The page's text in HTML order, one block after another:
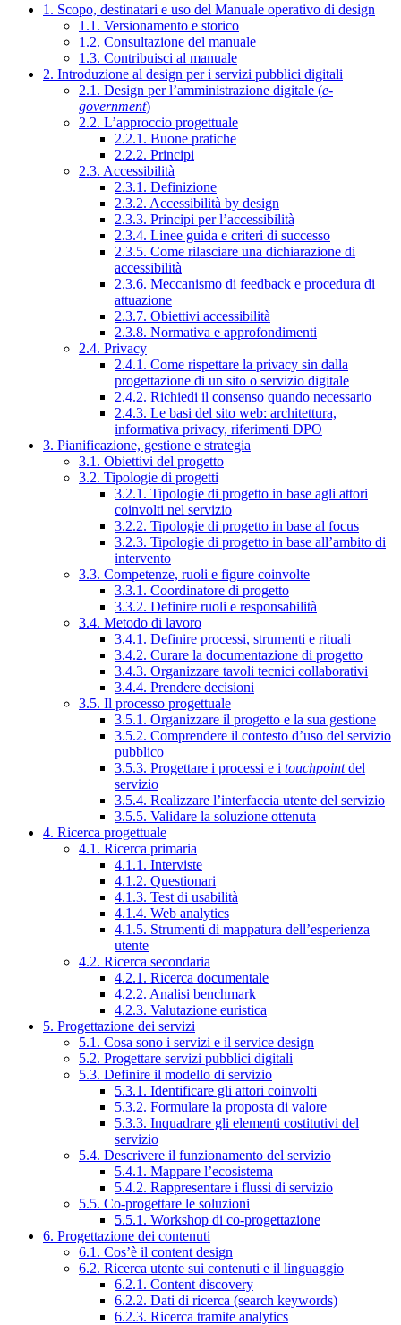
1. Scopo, destinatari e uso del Manuale operativo di design
1.1. Versionamento e storico
1.2. Consultazione del manuale
1.3. Contribuisci al manuale
2. Introduzione al design per i servizi pubblici digitali
2.1. Design per l’amministrazione digitale (e-
government)
2.2. L’approccio progettuale
2.2.1. Buone pratiche
2.2.2. Principi
2.3. Accessibilità
2.3.1. Definizione
2.3.2. Accessibilità by design
2.3.3. Principi per l’accessibilità
2.3.4. Linee guida e criteri di successo
2.3.5. Come rilasciare una dichiarazione di
accessibilità
2.3.6. Meccanismo di feedback e procedura di
attuazione
2.3.7. Obiettivi accessibilità
2.3.8. Normativa e approfondimenti
2.4. Privacy
2.4.1. Come rispettare la privacy sin dalla
progettazione di un sito o servizio digitale
2.4.2. Richiedi il consenso quando necessario
2.4.3. Le basi del sito web: architettura,
informativa privacy, riferimenti DPO
3. Pianificazione, gestione e strategia
3.1. Obiettivi del progetto
3.2. Tipologie di progetti
3.2.1. Tipologie di progetto in base agli attori
coinvolti nel servizio
3.2.2. Tipologie di progetto in base al focus
3.2.3. Tipologie di progetto in base all’ambito di
intervento
3.3. Competenze, ruoli e figure coinvolte
3.3.1. Coordinatore di progetto
3.3.2. Definire ruoli e responsabilità
3.4. Metodo di lavoro
3.4.1. Definire processi, strumenti e rituali
3.4.2. Curare la documentazione di progetto
3.4.3. Organizzare tavoli tecnici collaborativi
3.4.4. Prendere decisioni
3.5. Il processo progettuale
3.5.1. Organizzare il progetto e la sua gestione
3.5.2. Comprendere il contesto d’uso del servizio
pubblico
3.5.3. Progettare i processi e i touchpointdel
servizio
3.5.4. Realizzare l’interfaccia utente del servizio
3.5.5. Validare la soluzione ottenuta
4. Ricerca progettuale
4.1. Ricerca primaria
4.1.1. Interviste
4.1.2. Questionari
4.1.3. Test di usabilità
4.1.4. Web analytics
4.1.5. Strumenti di mappatura dell’esperienza
utente
4.2. Ricerca secondaria
4.2.1. Ricerca documentale
4.2.2. Analisi benchmark
4.2.3. Valutazione euristica
5. Progettazione dei servizi
5.1. Cosa sono i servizi e il service design
5.2. Progettare servizi pubblici digitali
5.3. Definire il modello di servizio
5.3.1. Identificare gli attori coinvolti
5.3.2. Formulare la proposta di valore
5.3.3. Inquadrare gli elementi costitutivi del
servizio
5.4. Descrivere il funzionamento del servizio
5.4.1. Mappare l’ecosistema
5.4.2. Rappresentare i flussi di servizio
5.5. Co-progettare le soluzioni
5.5.1. Workshop di co-progettazione
6. Progettazione dei contenuti
6.1. Cos’è il content design
6.2. Ricerca utente sui contenuti e il linguaggio
6.2.1. Content discovery
6.2.2. Dati di ricerca (search keywords)
6.2.3. Ricerca tramite analytics